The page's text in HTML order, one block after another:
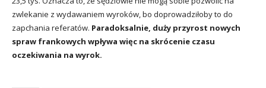
zwlekanie z wydawaniem wyroków, bo doprowadziłoby to do
zapchania referatów. Paradoksalnie, duży przyrost nowych
spraw frankowych wpływa więc na skrócenie czasu
oczekiwania na wyrok.